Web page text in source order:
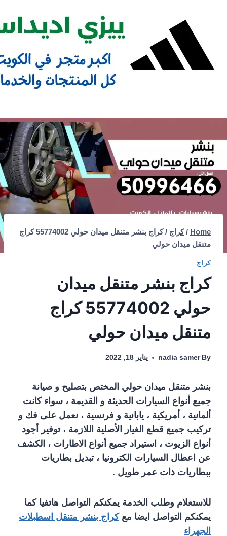
content
Home
/ كراج /
كراج بنشر متنقل ميدان حولي 55774002‬ كراج
متنقل ميدان حولي
كراج
كراج بنشر متنقل ميدان
حولي 55774002‬ كراج
متنقل ميدان حولي
By
nadia samer يناير 18, 2022
بنشر متنقل ميدان حولي المختص بتصليح و صيانة
جميع أنواع السيارات الحديثة و القديمة ، سواء كانت
ألمانية ، أمريكية ، يابانية و فرنسية ، نعمل على فك و
تركيب جميع قطع الغيار الأصلية اللازمة ، توفير أجود
أنواع الزيوت ، استيراد جميع أنواع الاطارات ، الكشف
عن اعطال السيارات الكترونيا ، تبديل بطاريات
ببطاريات ذات عمر طويل .
للاستعلام وطلب الخدمة يمكنكم التواصل هاتفيا كما
يمكنكم التواصل ايضا معكراج بنشر متنقل اسطبلات
الجهراء